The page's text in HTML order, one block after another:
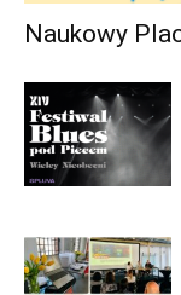
Naukowy